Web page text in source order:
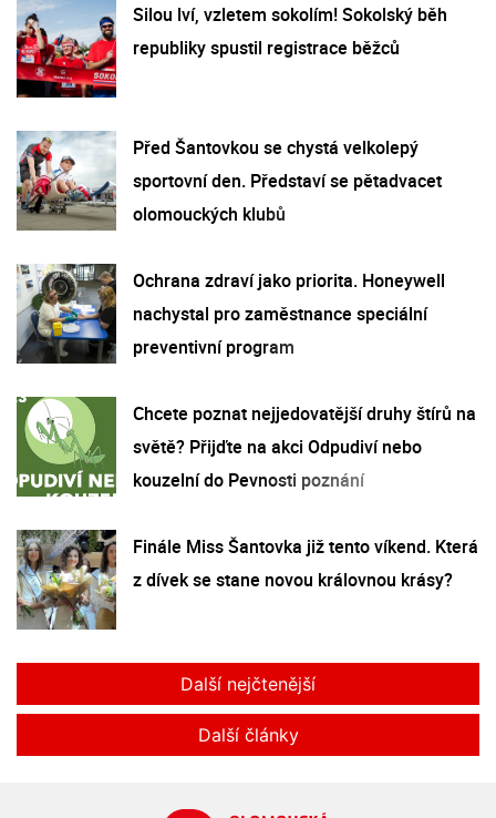
Silou lví, vzletem sokolím! Sokolský běh
republiky spustil registrace běžců
Před Šantovkou se chystá velkolepý
sportovní den. Představí se pětadvacet
olomouckých klubů
Ochrana zdraví jako priorita. Honeywell
nachystal pro zaměstnance speciální
preventivní program
Chcete poznat nejjedovatější druhy štírů na
světě? Přijďte na akci Odpudiví nebo
kouzelní do Pevnosti poznání
Finále Miss Šantovka již tento víkend. Která
z dívek se stane novou královnou krásy?
Další nejčtenější
Další články